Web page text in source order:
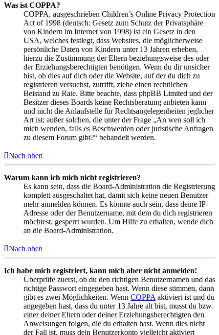
Was ist COPPA?
COPPA, ausgeschrieben Children’s Online Privacy Protection
Act of 1998 (deutsch: Gesetz zum Schutz der Privatsphäre
von Kindern im Internet von 1998) ist ein Gesetz in den
USA, welches festlegt, dass Websites, die möglicherweise
persönliche Daten von Kindern unter 13 Jahren erheben,
hierzu die Zustimmung der Eltern beziehungsweise des oder
der Erziehungsberechtigten benötigen. Wenn du dir unsicher
bist, ob dies auf dich oder die Website, auf der du dich zu
registrieren versuchst, zutrifft, ziehe einen rechtlichen
Beistand zu Rate. Bitte beachte, dass phpBB Limited und der
Besitzer dieses Boards keine Rechtsberatung anbieten kann
und nicht die Anlaufstelle für Rechtsangelegenheiten jeglicher
Art ist; außer solchen, die unter der Frage „An wen soll ich
mich wenden, falls es Beschwerden oder juristische Anfragen
zu diesem Forum gibt?“ behandelt werden.
Nach oben
Warum kann ich mich nicht registrieren?
Es kann sein, dass die Board-Administration die Registrierung
komplett ausgeschaltet hat, damit sich keine neuen Benutzer
mehr anmelden können. Es könnte auch sein, dass deine IP-
Adresse oder der Benutzername, mit dem du dich registrieren
möchtest, gesperrt wurden. Um Hilfe zu erhalten, wende dich
an die Board-Administration.
Nach oben
Ich habe mich registriert, kann mich aber nicht anmelden!
Überprüfe zuerst, ob du den richtigen Benutzernamen und das
richtige Passwort eingegeben hast. Wenn diese stimmen, dann
gibt es zwei Möglichkeiten. Wenn COPPA aktiviert ist und du
angegeben hast, dass du unter 13 Jahre alt bist, musst du bzw.
einer deiner Eltern oder deiner Erziehungsberechtigten den
Anweisungen folgen, die du erhalten hast. Wenn dies nicht
der Fall ist, muss dein Benutzerkonto vielleicht aktiviert